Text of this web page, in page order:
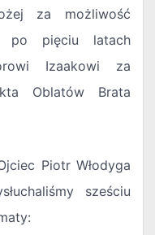
za możliwość
po pięciu latach
Izaakowi za
Oblatów Brata
Piotr Włodyga
sześciu